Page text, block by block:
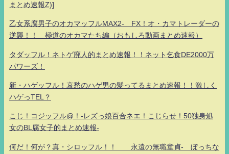
まとめ速報Z)]
乙女系腐男子のオカマッフルMAX2- FX！オ・カマトレーダーの
逆襲！！ 極道のオカマたち編（おもしろ動画まとめ速報）
タダッフル！ネトゲ廃人的まとめ速報！！ネット乞食DE2000万
パワーズ！
新・ハゲッフル！哀愁のハゲ男の髪ってるまとめ速報！！激しく
ハゲっTEL？
こじ！コジッフル@！-レズっ娘百合ネエ！こじらせ！50独身処
女のBL腐女子的まとめ速報-
何だ！何が？真・シロッフル！！ 永遠の無職童貞- ぼっちな